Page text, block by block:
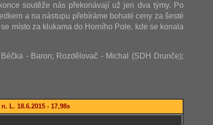
soutěže nás překonávají už jen dva týmy. Po
a na nástupu přebíráme bohaté ceny za šesté
místo za klukama do Horního Pole, kde se konala
- Baron; Rozdělovač - Michal (SDH Drunče);
L. 18.6.2015 - 17,98s